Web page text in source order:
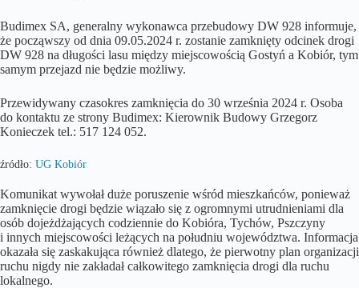
Budimex SA, generalny wykonawca przebudowy DW 928 informuje,
że począwszy od dnia 09.05.2024 r. zostanie zamknięty odcinek drogi
DW 928 na długości lasu między miejscowością Gostyń a Kobiór, tym
samym przejazd nie będzie możliwy.
Przewidywany czasokres zamknięcia do 30 września 2024 r. Osoba
do kontaktu ze strony Budimex: Kierownik Budowy Grzegorz
Konieczek tel.: 517 124 052.
źródło: UG Kobiór
Komunikat wywołał duże poruszenie wśród mieszkańców, ponieważ
zamknięcie drogi będzie wiązało się z ogromnymi utrudnieniami dla
osób dojeżdżających codziennie do Kobióra, Tychów, Pszczyny
i innych miejscowości leżących na południu województwa. Informacja
okazała się zaskakująca również dlatego, że pierwotny plan organizacji
ruchu nigdy nie zakładał całkowitego zamknięcia drogi dla ruchu
lokalnego.